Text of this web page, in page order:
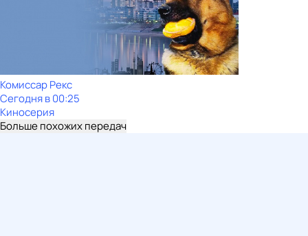
Комиссар Рекс
Сегодня в 00:25
Киносерия
Больше похожих передач